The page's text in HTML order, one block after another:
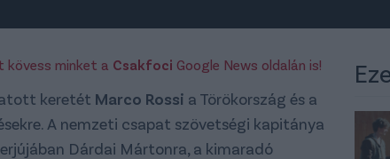
kövess minket a Csakfoci Google News oldalán is!
keretét Marco Rossi a Törökország és a
A nemzeti csapat szövetségi kapitánya
Dárdai Mártonra, a kimaradó